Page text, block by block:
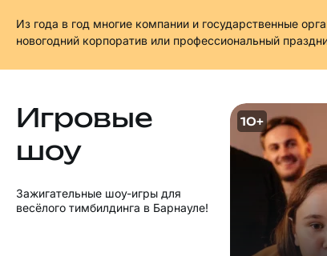
Из года в год многие компании и государственные
новогодний корпоратив или профессиональный
Игровые
шоу
Зажигательные шоу-игры для
весёлого тимбилдинга в Барнауле!
10+